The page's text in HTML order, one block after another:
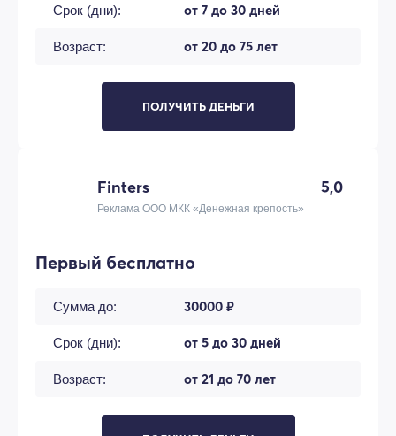
Срок (дни): от 7 до 30 дней
Возраст: от 20 до 75 лет
ПОЛУЧИТЬ ДЕНЬГИ
Finters 5,0
Реклама ООО МКК «Денежная крепость»
Первый бесплатно
Сумма до: 30000 ₽
Срок (дни): от 5 до 30 дней
Возраст: от 21 до 70 лет